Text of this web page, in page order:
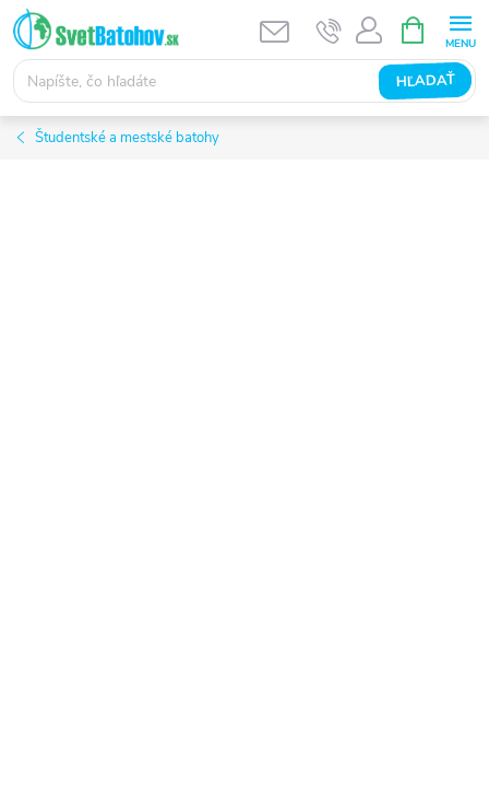
Prejsť
na
obsah
HĽADAŤ
KOŠÍK
Študentské a mestské batohy